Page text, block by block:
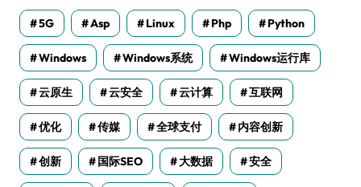
5G Asp Linux Php Python
Windows Windows系统 Windows运行库
云原生 云安全 云计算 互联网
优化 传媒 全球支付 内容创新
创新 国际SEO 大数据 安全